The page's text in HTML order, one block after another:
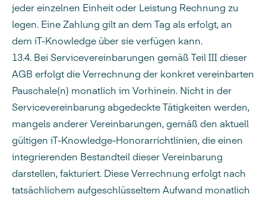
jeder einzelnen Einheit oder Leistung Rechnung zu
legen. Eine Zahlung gilt an dem Tag als erfolgt, an
dem iT-Knowledge über sie verfügen kann.
13.4. Bei Servicevereinbarungen gemäß Teil III dieser
AGB erfolgt die Verrechnung der konkret vereinbarten
Pauschale(n) monatlich im Vorhinein. Nicht in der
Servicevereinbarung abgedeckte Tätigkeiten werden,
mangels anderer Vereinbarungen, gemäß den aktuell
gültigen iT-Knowledge-Honorarrichtlinien, die einen
integrierenden Bestandteil dieser Vereinbarung
darstellen, fakturiert. Diese Verrechnung erfolgt nach
tatsächlichem aufgeschlüsseltem Aufwand monatlich